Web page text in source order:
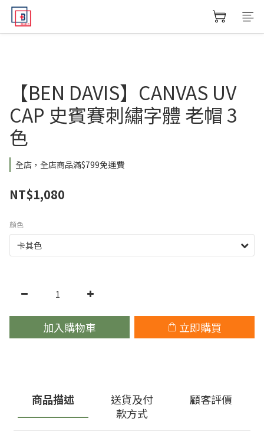
【BEN DAVIS】CANVAS UV
CAP 史賓賽刺繡字體 老帽 3
色
全店，全店商品滿$799免運費
NT$1,080
顏色
加入購物車 立即購買
商品描述
送貨及付
款方式
顧客評價